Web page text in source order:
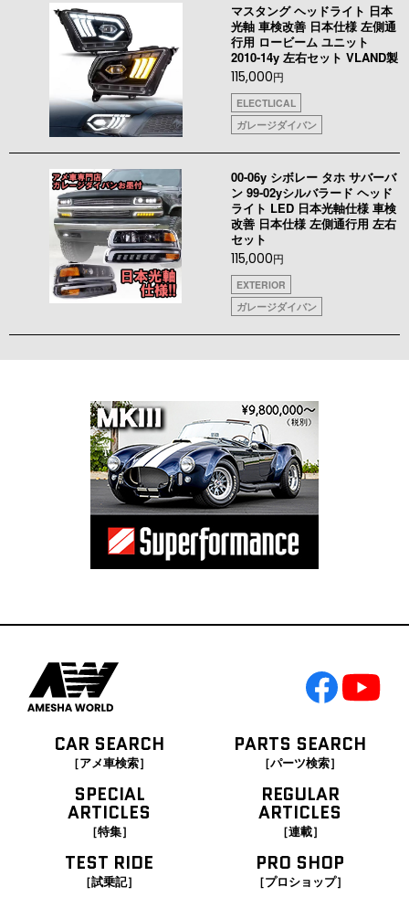
マスタング ヘッドライト 日本
光軸 車検改善 日本仕様 左側通
行用 ロービーム ユニット
2010-14y 左右セット VLAND製
115,000円
ELECTLICAL
ガレージダイバン
00-06y シボレー タホ サバーバ
ン 99-02yシルバラード ヘッド
ライト LED 日本光軸仕様 車検
改善 日本仕様 左側通行用 左右
セット
115,000円
EXTERIOR
ガレージダイバン
CAR SEARCH
［アメ車検索］
PARTS SEARCH
［パーツ検索］
SPECIAL
ARTICLES
［特集］
REGULAR
ARTICLES
［連載］
TEST RIDE
［試乗記］
PRO SHOP
［プロショップ］